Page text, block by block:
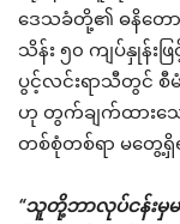
ဒေသခံတို့၏ ဓနိတော
သိန်း ၅၀ ကျပ်နှုန်းဖ
ပွင့်လင်းရာသီတွင်
ဟု တွက်ချက်ထားသ
တစ်စုံတစ်ရာ မတွေ့ရှိ
“သူတို့ဘာလုပ်ငန်းမှ